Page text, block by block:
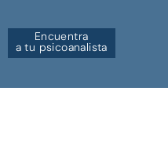
Encuentra
a tu psicoanalista